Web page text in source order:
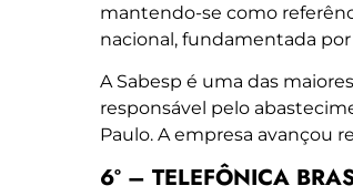
mantendo-se como
nacional, fundamentada
A Sabesp é uma das
responsável pelo
Paulo. A empresa avançou
6º – TELEFÔNICA